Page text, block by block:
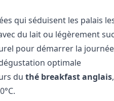
qui séduisent les palais
du lait ou légèrement
pour démarrer la
optimale
du thé breakfast anglais